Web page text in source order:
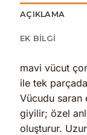
AÇIKLAMA
EK BILGI
mavi vücut
ile tek
Vücudu saran
giyilir; özel
oluşturur.